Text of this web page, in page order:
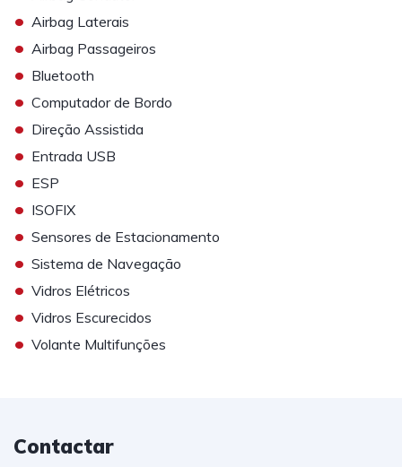
• Airbag Laterais
• Airbag Passageiros
• Bluetooth
• Computador de Bordo
• Direção Assistida
• Entrada USB
• ESP
• ISOFIX
• Sensores de Estacionamento
• Sistema de Navegação
• Vidros Elétricos
• Vidros Escurecidos
• Volante Multifunções
Contactar